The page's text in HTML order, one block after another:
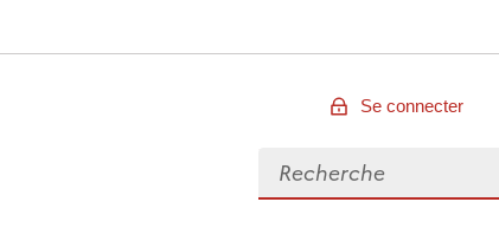
Se connecter
Rechercher des données